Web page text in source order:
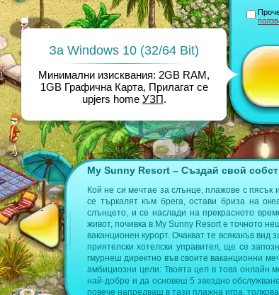
My Sunny Resort – Създай свой
Кой не си мечтае за слънце, плажове с
се търкалят към брега, остави бриза на
слънцето, и се наслади на прекрасното
живот, почивка в My Sunny Resort е точното
ваканционен курорт. Очакват те всякакъв
приятелски хотелски управител, ще се
гмурнеш директно във своите ваканционни
амбициозни цели: Твоята цел в това онлайн
най-добре и да основеш 5 звездно
повече напредваш в тази плажна игра,
За Windows 10 (32/64 Bit)
Минимални изисквания: 2GB RAM,
1GB Графична Карта, Прилагат се
upjers home УЗП.